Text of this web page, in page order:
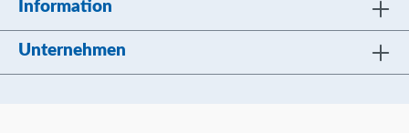
Information
Unternehmen